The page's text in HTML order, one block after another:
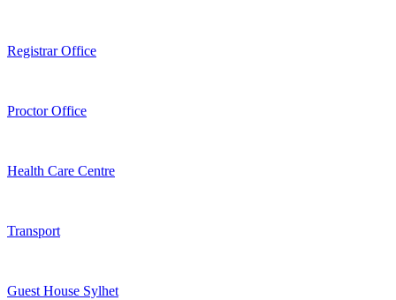
Registrar Office
Proctor Office
Health Care Centre
Transport
Guest House Sylhet